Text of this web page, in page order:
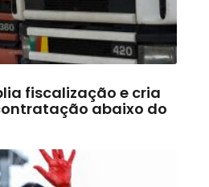
fiscalização e cria
abaixo do